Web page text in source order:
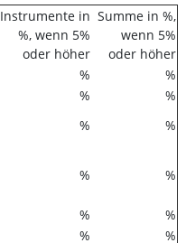
Instrumente in
%, wenn 5%
oder höher
Summe in %,
wenn 5%
oder höher
%
%
%
%
%
%
% %
%
%
%
%